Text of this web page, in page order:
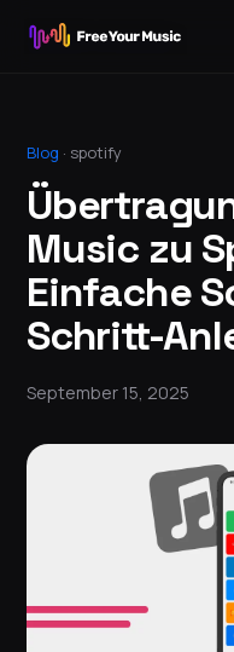
Blog · spotify
Music zu
Einfache
Schritt-
September 15, 2025